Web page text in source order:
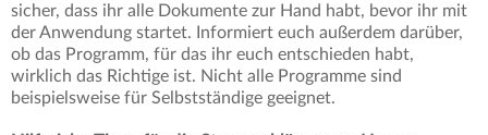
sicher, dass ihr alle Dokumente zur Hand habt, bevor ihr mit
der Anwendung startet. Informiert euch außerdem darüber,
ob das Programm, für das ihr euch entschieden habt,
wirklich das Richtige ist. Nicht alle Programme sind
beispielsweise für Selbstständige geeignet.